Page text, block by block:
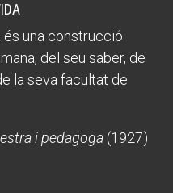
és una construcció
del seu saber, de
la seva facultat de
i pedagoga (1927)